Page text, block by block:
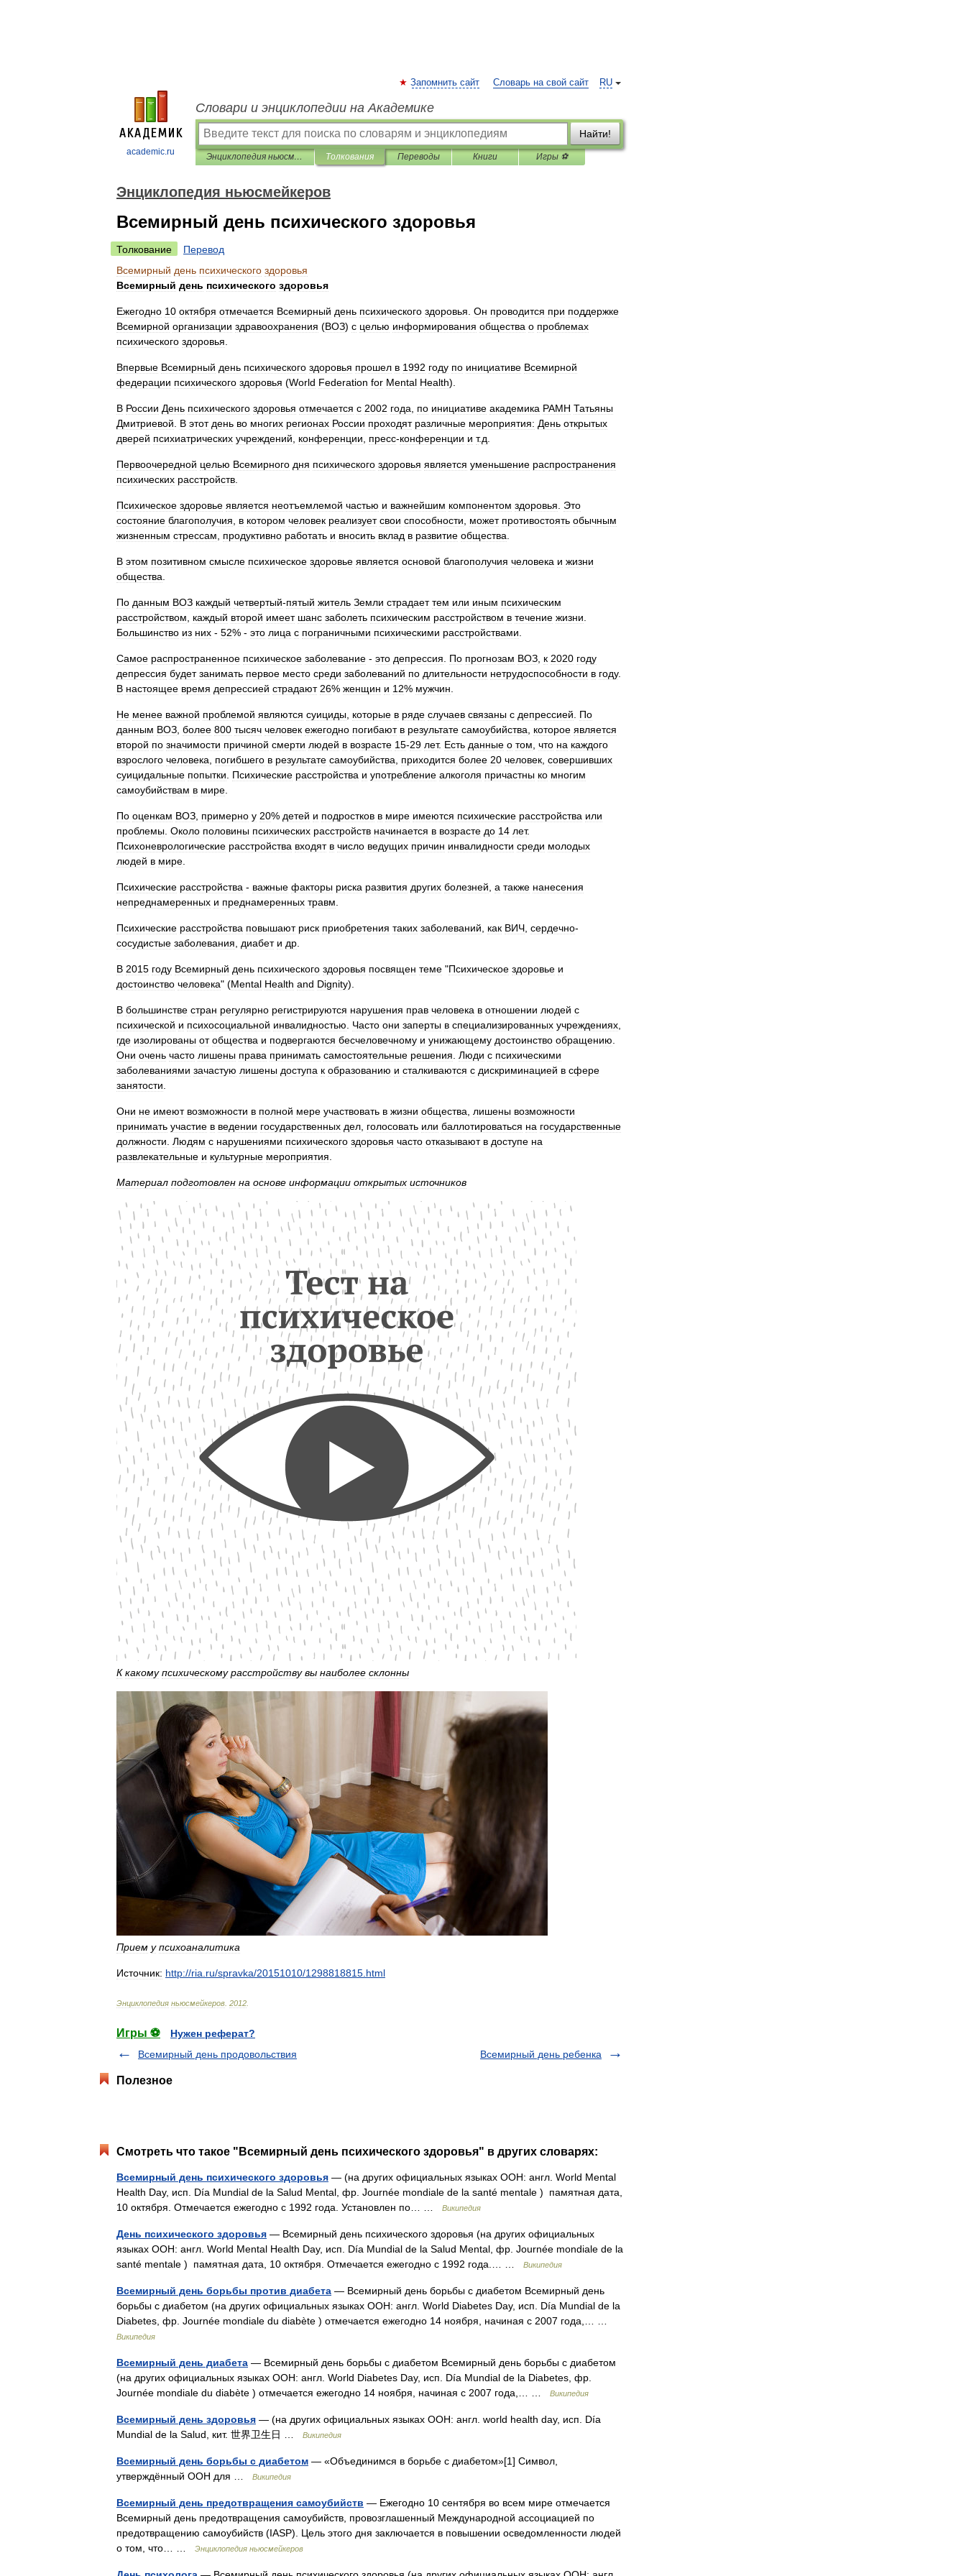
academic.ru
RU
Запомнить сайт Словарь на свой сайт
Словари и энциклопедии на Академике
Найти!
Энциклопедия ньюсмейкеров Толкования Переводы Книги Игры ⚽
Энциклопедия ньюсмейкеров
Всемирный день психического здоровья
Толкование
Перевод
Всемирный день психического здоровья
Всемирный день психического здоровья
Ежегодно 10 октября отмечается Всемирный день психического здоровья Он проводится при поддержке
Всемирной организации здравоохранения (ВОЗ) с целью информирования общества о проблемах
психического здоровья
Впервые Всемирный день психического здоровья прошел в 1992 году по инициативе Всемирной
федерации психического здоровья (World Federation for Mental Health).
В России День психического здоровья отмечается с 2002 года по инициативе академика РАМН Татьяны
Дмитриевой
В этот день во многих регионах России проходят различные мероприятия: День открытых
дверей психиатрических учреждений конференции пресс-конференции и т.д
Первоочередной целью Всемирного дня психического здоровья является уменьшение распространения
психических расстройств
Психическое здоровье является неотъемлемой частью и важнейшим компонентом здоровья
Это
состояние благополучия в котором человек реализует свои способности может противостоять обычным
жизненным стрессам продуктивно работать и вносить вклад в развитие общества
В этом позитивном смысле психическое здоровье является основой благополучия человека и жизни
общества
По данным ВОЗ каждый четвертый-пятый житель Земли страдает тем или иным психическим
расстройством
каждый второй имеет шанс заболеть психическим расстройством в течение жизни
Большинство из них - 52% - это лица с пограничными психическими расстройствами
Самое распространенное психическое заболевание - это депрессия По прогнозам ВОЗ к 2020 году
депрессия будет занимать первое место среди заболеваний по длительности нетрудоспособности в году.
В настоящее время депрессией страдают 26% женщин и 12% мужчин
Не менее важной проблемой являются суициды которые в ряде случаев связаны с депрессией
По
данным ВОЗ более 800 тысяч человек ежегодно погибают в результате самоубийства которое является
второй по значимости причиной смерти людей в возрасте 15-29 лет. Есть данные о том что на каждого
взрослого человека погибшего в результате самоубийства приходится более 20 человек совершивших
суицидальные попытки Психические расстройства и употребление алкоголя причастны ко многим
самоубийствам в мире
По оценкам ВОЗ примерно у 20% детей и подростков в мире имеются психические расстройства или
проблемы Около половины психических расстройств начинается в возрасте до 14 лет.
Психоневрологические расстройства входят в число ведущих причин инвалидности среди молодых
людей в мире
Психические расстройства - важные факторы риска развития других болезней а также нанесения
непреднамеренных и преднамеренных травм
Психические расстройства повышают риск приобретения таких заболеваний как ВИЧ сердечно-
сосудистые заболевания диабет и др
В 2015 году Всемирный день психического здоровья посвящен теме "Психическое здоровье и
достоинство человека" (Mental Health and Dignity).
В большинстве стран регулярно регистрируются нарушения прав человека в отношении людей с
психической и психосоциальной инвалидностью Часто они заперты в специализированных учреждениях
где изолированы от общества и подвергаются бесчеловечному и унижающему достоинство обращению
Они очень часто лишены права принимать самостоятельные решения Люди с психическими
заболеваниями зачастую лишены доступа к образованию и сталкиваются с дискриминацией в сфере
занятости
Они не имеют возможности в полной мере участвовать в жизни общества лишены возможности
принимать участие в ведении государственных дел голосовать или баллотироваться на государственные
должности Людям с нарушениями психического здоровья часто отказывают в доступе на
развлекательные и культурные мероприятия
Материал подготовлен на основе информации открытых источников
К какому психическому расстройству вы наиболее склонны
Прием у психоаналитика
Источник: http://ria ru/spravka/20151010/1298818815 html
Энциклопедия ньюсмейкеров 2012
Игры ⚽
Нужен реферат?
Всемирный день продовольствия
Всемирный день ребенка
Полезное
Смотреть что такое "Всемирный день психического здоровья" в других словарях:
Всемирный день психического здоровья — (на других официальных языках ООН: англ. World Mental
Health Day, исп. Día Mundial de la Salud Mental, фр. Journée mondiale de la santé mentale ) памятная дата,
10 октября. Отмечается ежегодно с 1992 года. Установлен по… …
Википедия
День психического здоровья — Всемирный день психического здоровья (на других официальных
языках ООН: англ. World Mental Health Day, исп. Día Mundial de la Salud Mental, фр. Journée mondiale de la
santé mentale ) памятная дата, 10 октября. Отмечается ежегодно с 1992 года.… …
Википедия
Всемирный день борьбы против диабета — Всемирный день борьбы с диабетом Всемирный день
борьбы с диабетом (на других официальных языках ООН: англ. World Diabetes Day, исп. Día Mundial de la
Diabetes, фр. Journée mondiale du diabète ) отмечается ежегодно 14 ноября, начиная с 2007 года,… …
Википедия
Всемирный день диабета — Всемирный день борьбы с диабетом Всемирный день борьбы с диабетом
(на других официальных языках ООН: англ. World Diabetes Day, исп. Día Mundial de la Diabetes, фр.
Journée mondiale du diabète ) отмечается ежегодно 14 ноября, начиная с 2007 года,… …
Википедия
Всемирный день здоровья — (на других официальных языках ООН: англ. world health day, исп. Día
Mundial de la Salud, кит. 世界卫生日 …
Википедия
Всемирный день борьбы с диабетом — «Объединимся в борьбе с диабетом»[1] Символ,
утверждённый ООН для …
Википедия
Всемирный день предотвращения самоубийств — Ежегодно 10 сентября во всем мире отмечается
Всемирный день предотвращения самоубийств, провозглашенный Международной ассоциацией по
предотвращению самоубийств (IASP). Цель этого дня заключается в повышении осведомленности людей
о том, что… …
Энциклопедия ньюсмейкеров